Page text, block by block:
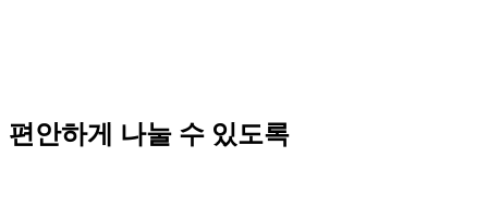
편안하게 나눌 수 있도록